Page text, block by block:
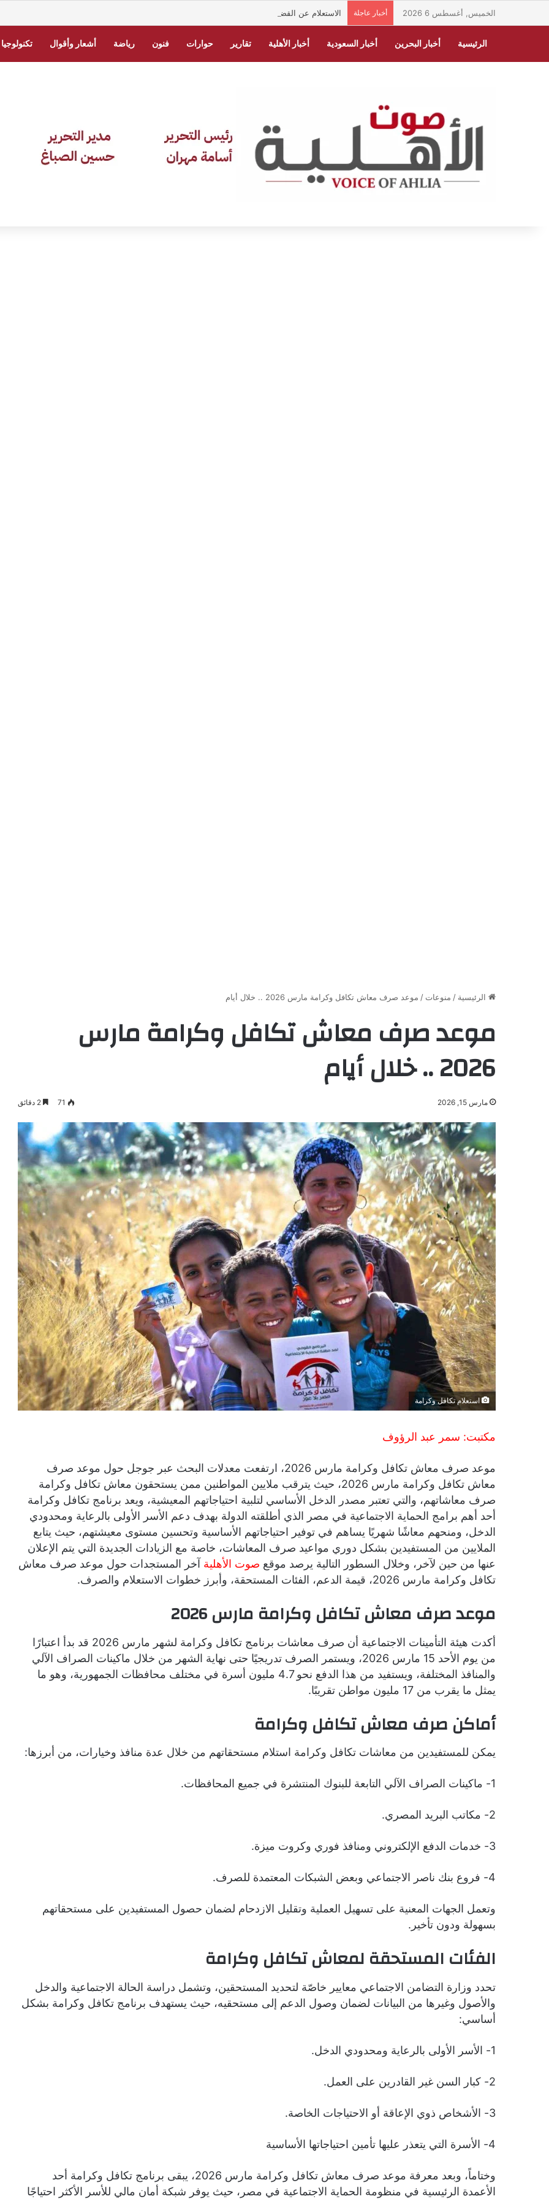
الخميس, أغسطس 6 2026 أخبار عاجلة الاستعلام عن القضايا عبر منصة ناجز.. خطوات معرفة حالة الدعوى إلكترونيًا
الرئيسية أخبار البحرين أخبار السعودية أخبار الأهلية تقارير حوارات فنون رياضة أشعار وأقوال
الرئيسية / منوعات / موعد صرف معاش تكافل وكرامة مارس 2026 .. خلال أيام
موعد صرف معاش تكافل وكرامة مارس
2026 .. خلال أيام
مارس 15, 2026 71
استعلام تكافل وكرامة
مكتبت: سمر عبد الرؤوف
موعد صرف معاش تكافل وكرامة مارس 2026، ارتفعت معدلات البحث عبر جوجل حول موعد صرف
معاش تكافل وكرامة مارس 2026، حيث يترقب ملايين المواطنين ممن يستحقون معاش تكافل وكرامة
صرف معاشاتهم، والتي تعتبر مصدر الدخل الأساسي لتلبية احتياجاتهم المعيشية، ويعد برنامج تكافل وكرامة
أحد أهم برامج الحماية الاجتماعية في مصر الذي أطلقته الدولة بهدف دعم الأسر الأولى بالرعاية ومحدودي
الدخل، ومنحهم معاشًا شهريًا يساهم في توفير احتياجاتهم الأساسية وتحسين مستوى معيشتهم، حيث يتابع
الملايين من المستفيدين بشكل دوري مواعيد صرف المعاشات، خاصة مع الزيادات الجديدة التي يتم الإعلان
عنها من حين لآخر، وخلال السطور التالية يرصد موقع صوت الأهلية آخر المستجدات حول موعد صرف معاش
تكافل وكرامة مارس 2026، قيمة الدعم، الفئات المستحقة، وأبرز خطوات الاستعلام والصرف.
موعد صرف معاش تكافل وكرامة مارس 2026
أكدت هيئة التأمينات الاجتماعية أن صرف معاشات برنامج تكافل وكرامة لشهر مارس 2026 قد بدأ اعتبارًا
من يوم الأحد 15 مارس 2026، ويستمر الصرف تدريجيًا حتى نهاية الشهر من خلال ماكينات الصراف الآلي
والمنافذ المختلفة، ويستفيد من هذا الدفع نحو 4.7 مليون أسرة في مختلف محافظات الجمهورية، وهو ما
يمثل ما يقرب من 17 مليون مواطن تقريبًا.
أماكن صرف معاش تكافل وكرامة
يمكن للمستفيدين من معاشات تكافل وكرامة استلام مستحقاتهم من خلال عدة منافذ وخيارات، من أبرزها:
1- ماكينات الصراف الآلي التابعة للبنوك المنتشرة في جميع المحافظات.
2- مكاتب البريد المصري.
3- خدمات الدفع الإلكتروني ومنافذ فوري وكروت ميزة.
4- فروع بنك ناصر الاجتماعي وبعض الشبكات المعتمدة للصرف.
وتعمل الجهات المعنية على تسهيل العملية وتقليل الازدحام لضمان حصول المستفيدين على مستحقاتهم
بسهولة ودون تأخير.
الفئات المستحقة لمعاش تكافل وكرامة
تحدد وزارة التضامن الاجتماعي معايير خاصّة لتحديد المستحقين، وتشمل دراسة الحالة الاجتماعية والدخل
والأصول وغيرها من البيانات لضمان وصول الدعم إلى مستحقيه، حيث يستهدف برنامج تكافل وكرامة بشكل
أساسي:
1- الأسر الأولى بالرعاية ومحدودي الدخل.
2- كبار السن غير القادرين على العمل.
3- الأشخاص ذوي الإعاقة أو الاحتياجات الخاصة.
4- الأسرة التي يتعذر عليها تأمين احتياجاتها الأساسية
وختاماً، وبعد معرفة موعد صرف معاش تكافل وكرامة مارس 2026، يبقى برنامج تكافل وكرامة أحد
الأعمدة الرئيسية في منظومة الحماية الاجتماعية في مصر، حيث يوفر شبكة أمان مالي للأسر الأكثر احتياجًا